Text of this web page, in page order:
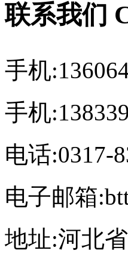
联系我们
手机
手机
电话:0317-
电子邮箱
地址:河北